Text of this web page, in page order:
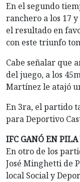
En el segundo
ranchero a los 17
el resultado en
con este triunfo
Cabe señalar que
del juego, a los
Martínez le atajó
En 3ra, el partido
para Deportivo
IFC GANÓ EN PILA
En otro de los
José Minghetti de
local Social y